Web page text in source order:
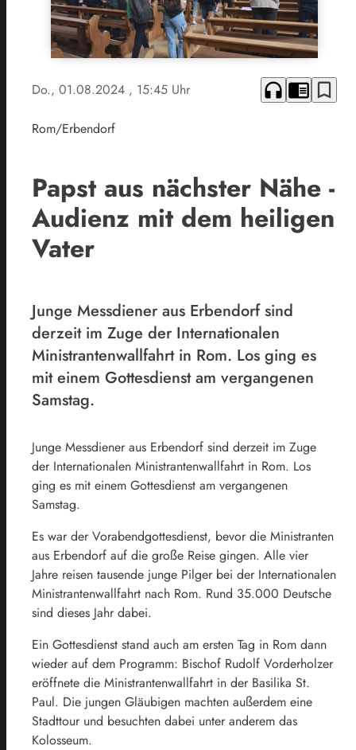
Do., 01.08.2024 , 15:45 Uhr headphones chrome_reader_mode bookmark_border
Rom/Erbendorf
Papst aus nächster Nähe -
Audienz mit dem heiligen
Vater
Junge Messdiener aus Erbendorf sind
derzeit im Zuge der Internationalen
Ministrantenwallfahrt in Rom. Los ging es
mit einem Gottesdienst am vergangenen
Samstag.
Junge Messdiener aus Erbendorf sind derzeit im Zuge
der Internationalen Ministrantenwallfahrt in Rom. Los
ging es mit einem Gottesdienst am vergangenen
Samstag.
Es war der Vorabendgottesdienst, bevor die Ministranten
aus Erbendorf auf die große Reise gingen. Alle vier
Jahre reisen tausende junge Pilger bei der Internationalen
Ministrantenwallfahrt nach Rom. Rund 35.000 Deutsche
sind dieses Jahr dabei.
Ein Gottesdienst stand auch am ersten Tag in Rom dann
wieder auf dem Programm: Bischof Rudolf Vorderholzer
eröffnete die Ministrantenwallfahrt in der Basilika St.
Paul. Die jungen Gläubigen machten außerdem eine
Stadttour und besuchten dabei unter anderem das
Kolosseum.